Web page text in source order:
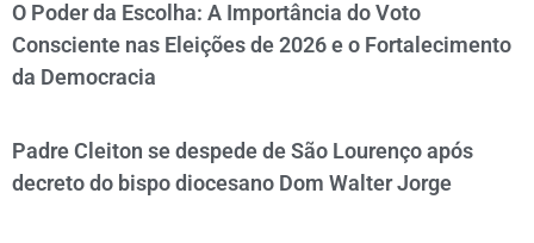
O Poder da Escolha: A Importância do Voto
Consciente nas Eleições de 2026 e o Fortalecimento
da Democracia
Padre Cleiton se despede de São Lourenço após
decreto do bispo diocesano Dom Walter Jorge